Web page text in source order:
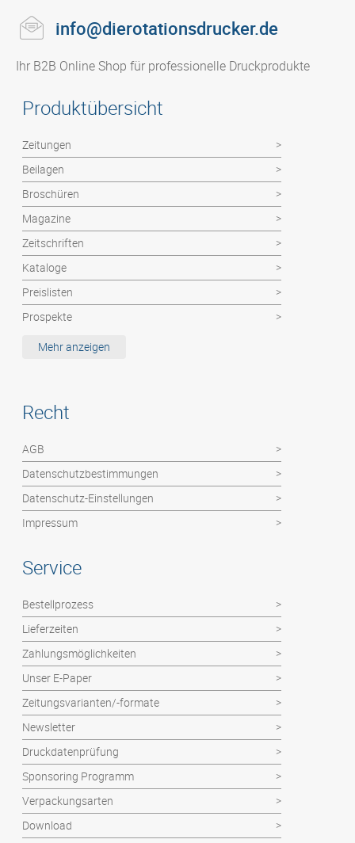
info@dierotationsdrucker.de
Ihr B2B Online Shop für professionelle Druckprodukte
Produktübersicht
Zeitungen
Beilagen
Broschüren
Magazine
Zeitschriften
Kataloge
Preislisten
Prospekte
Etiketten / MemoStick®
Kalender
Flyer / Poster / Einzelblätter
Faltblätter
Mehr anzeigen
Recht
AGB
Datenschutzbestimmungen
Datenschutz-Einstellungen
Impressum
Service
Bestellprozess
Lieferzeiten
Zahlungsmöglichkeiten
Unser E-Paper
Zeitungsvarianten/-formate
Newsletter
Druckdatenprüfung
Sponsoring Programm
Verpackungsarten
Download